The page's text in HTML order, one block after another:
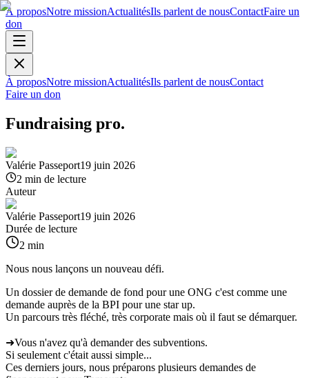
À proposNotre missionActualitésIls parlent de nousContactFaire un
don
À proposNotre missionActualitésIls parlent de nousContact
Faire un don
Fundraising pro.
Valérie Passeport19 juin 2026
2 min de lecture
Auteur
Valérie Passeport19 juin 2026
Durée de lecture
2 min
Nous nous lançons un nouveau défi.
Un dossier de demande de fond pour une ONG c'est comme une
demande auprès de la BPI pour une star up.
Un parcours très fléché, très corporate mais où il faut se démarquer.
➜Vous n'avez qu'à demander des subventions.
Si seulement c'était aussi simple...
Ces derniers jours, nous préparons plusieurs demandes de